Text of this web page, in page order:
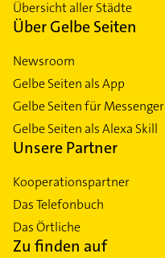
Übersicht aller Städte
Über Gelbe Seiten
Newsroom
Gelbe Seiten als App
Gelbe Seiten für Messenger
Gelbe Seiten als Alexa Skill
Unsere Partner
Kooperationspartner
Das Telefonbuch
Das Örtliche
Zu finden auf